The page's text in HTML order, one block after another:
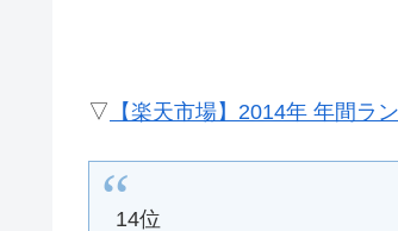
▽ 【楽天市場】2014年 年間ラ
14位